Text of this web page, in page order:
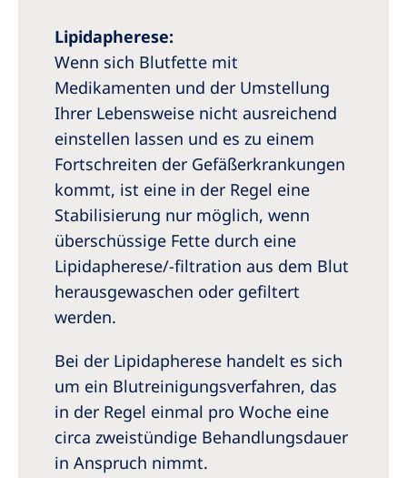
Lipidapherese:
Wenn sich Blutfette mit
Medikamenten und der Umstellung
Ihrer Lebensweise nicht ausreichend
einstellen lassen und es zu einem
Fortschreiten der Gefäßerkrankungen
kommt, ist eine in der Regel eine
Stabilisierung nur möglich, wenn
überschüssige Fette durch eine
Lipidapherese/-filtration aus dem Blut
herausgewaschen oder gefiltert
werden.
Bei der Lipidapherese handelt es sich
um ein Blutreinigungsverfahren, das
in der Regel einmal pro Woche eine
circa zweistündige Behandlungsdauer
in Anspruch nimmt.